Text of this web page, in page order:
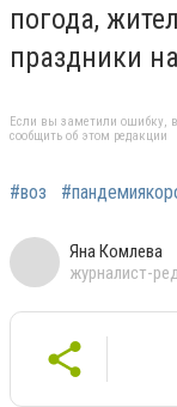
погода,
праздники
Если вы заметили ошибку,
сообщить об этом редакции
#воз
Яна Комлева
журналист-